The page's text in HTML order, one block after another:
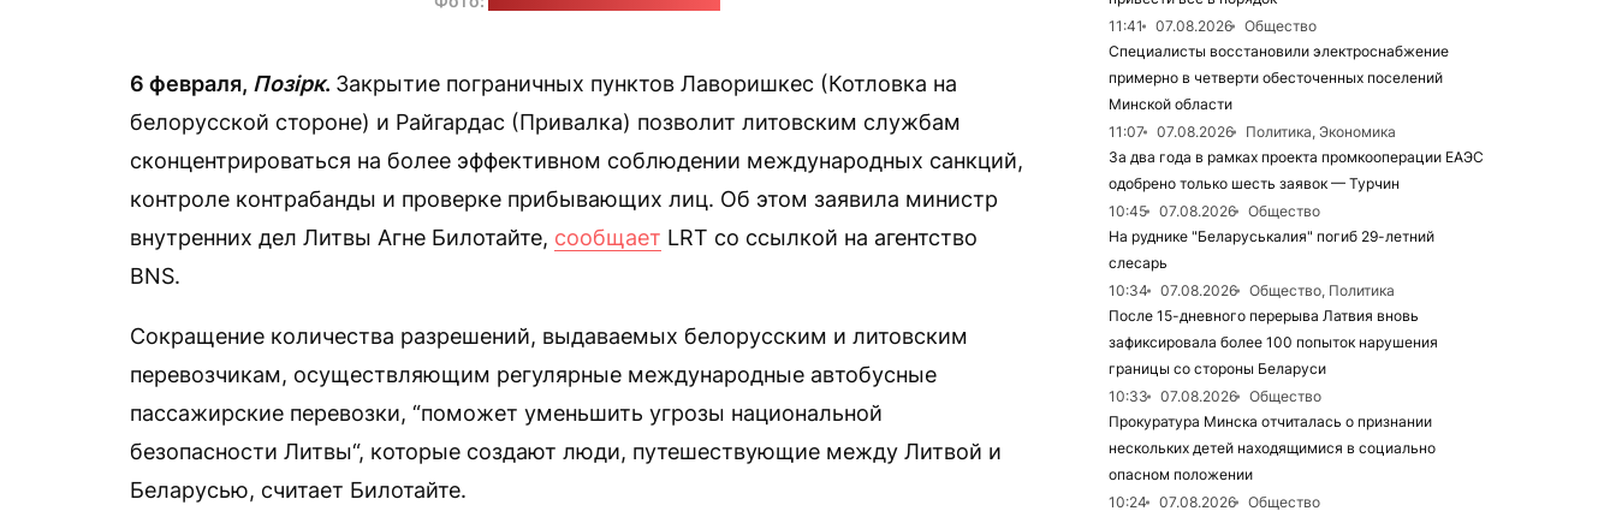
6 февраля, Позірк. Закрытие пограничных пунктов Лаворишкес (Котловка на
белорусской стороне) и Райгардас (Привалка) позволит литовским службам
сконцентрироваться на более эффективном соблюдении международных санкций,
контроле контрабанды и проверке прибывающих лиц. Об этом заявила министр
внутренних дел Литвы Агне Билотайте, сообщает LRT со ссылкой на агентство
BNS.
Сокращение количества разрешений, выдаваемых белорусским и литовским
перевозчикам, осуществляющим регулярные международные автобусные
пассажирские перевозки, “поможет уменьшить угрозы национальной
безопасности Литвы“, которые создают люди, путешествующие между Литвой и
Беларусью, считает Билотайте.
11:41
07.08.2026
Общество
Специалисты восстановили электроснабжение
примерно в четверти обесточенных поселений
Минской области
11:07
07.08.2026
Политика, Экономика
За два года в рамках проекта промкооперации ЕАЭС
одобрено только шесть заявок — Турчин
10:45
07.08.2026
Общество
На руднике "Беларуськалия" погиб 29-летний
слесарь
10:34
07.08.2026
Общество, Политика
После 15-дневного перерыва Латвия вновь
зафиксировала более 100 попыток нарушения
границы со стороны Беларуси
10:33
07.08.2026
Общество
Прокуратура Минска отчиталась о признании
нескольких детей находящимися в социально
опасном положении
10:24
07.08.2026
Общество